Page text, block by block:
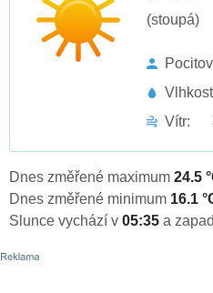
(stoupá)
Vítr:
Dnes změřené maximum 24.5
Dnes změřené minimum 16.1
Slunce vychází v 05:35 a